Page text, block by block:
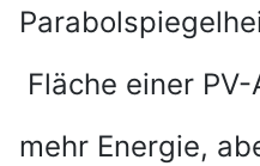
Fläche einer
mehr Energie,